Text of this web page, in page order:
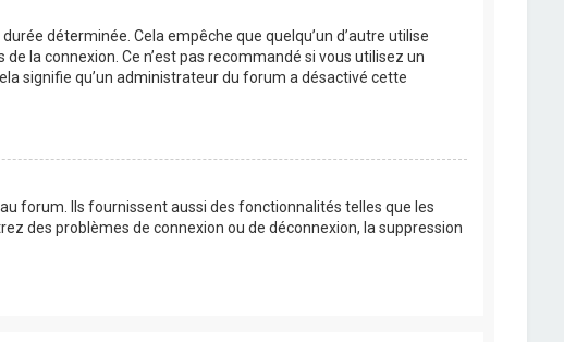
déterminée. Cela empêche que quelqu’un d’autre utilise
de la connexion. Ce n’est pas recommandé si vous utilisez un
signifie qu’un administrateur du forum a désactivé cette
forum. Ils fournissent aussi des fonctionnalités telles que les
des problèmes de connexion ou de déconnexion, la suppression